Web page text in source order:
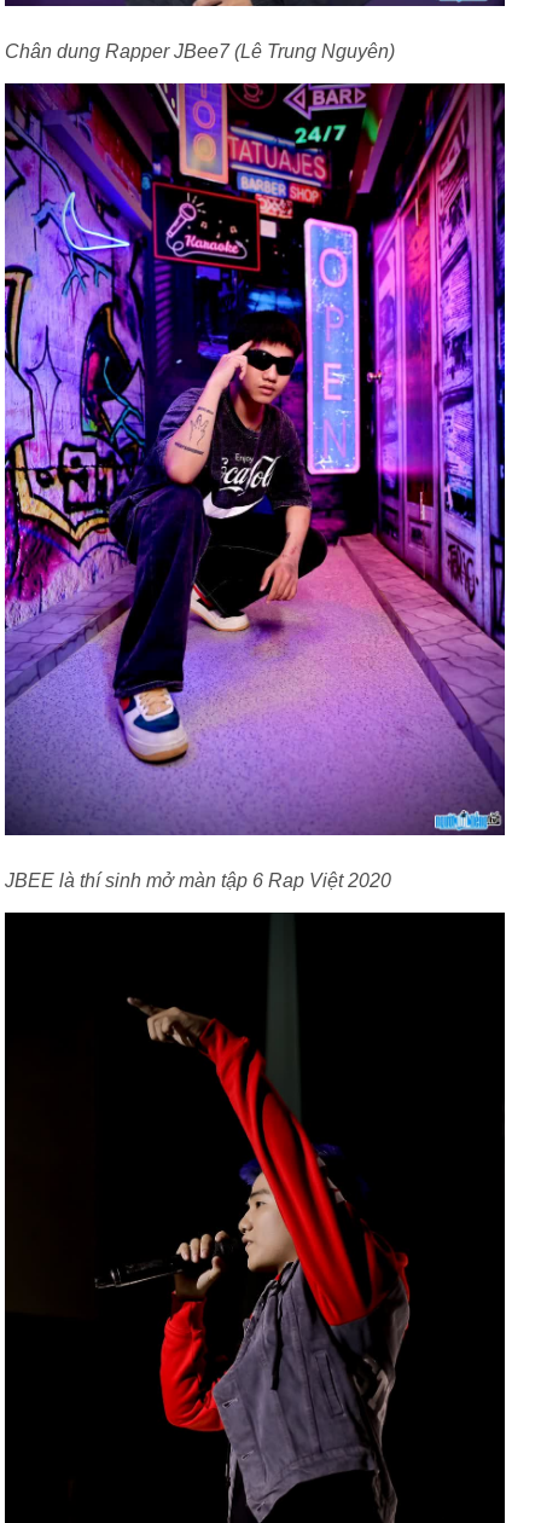
Chân dung Rapper JBee7 (Lê Trung Nguyên)
JBEE là thí sinh mở màn tập 6 Rap Việt 2020